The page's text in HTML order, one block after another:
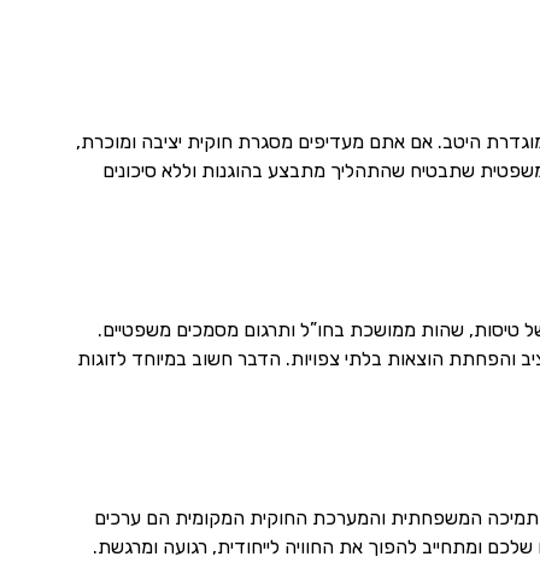
היטב. אם אתם מעדיפים מסגרת חוקית יציבה ומוכרת,
שתבטיח שהתהליך מתבצע בהוגנות וללא סיכונים
טיסות, שהות ממושכת בחו”ל ותרגום מסמכים משפטיים.
הוצאות בלתי צפויות. הדבר חשוב במיוחד לזוגות
המשפחתית והמערכת החוקית המקומית הם ערכים
ומתחייב להפוך את החוויה לייחודית, רגועה ומרגשת.